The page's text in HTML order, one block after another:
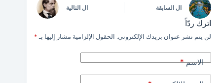
ال السابقة ال التالية
اترك ردّاً
لن يتم نشر عنوان بريدك الإلكتروني. الحقول الإلزامية مشار إليها بـ *
الاسم*